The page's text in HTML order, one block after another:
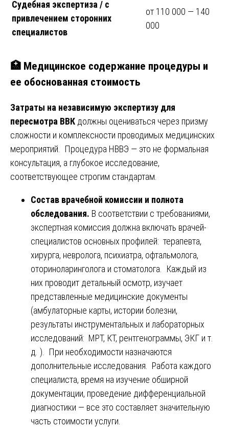
Судебная экспертиза / с
привлечением сторонних
специалистов
от 110 000 — 140
000
🏥 Медицинское содержание процедуры и
ее обоснованная стоимость
Затраты на независимую экспертизу для
пересмотра ВВК должны оцениваться через призму
сложности и комплексности проводимых медицинских
мероприятий. Процедура НВВЭ — это не формальная
консультация, а глубокое исследование,
соответствующее строгим стандартам.
Состав врачебной комиссии и полнота
обследования. В соответствии с требованиями,
экспертная комиссия должна включать врачей-
специалистов основных профилей: терапевта,
хирурга, невролога, психиатра, офтальмолога,
оториноларинголога и стоматолога. Каждый из
них проводит детальный осмотр, изучает
представленные медицинские документы
(амбулаторные карты, истории болезни,
результаты инструментальных и лабораторных
исследований: МРТ, КТ, рентгенограммы, ЭКГ и т.
д. ). При необходимости назначаются
дополнительные исследования. Работа каждого
специалиста, время на изучение обширной
документации, проведение дифференциальной
диагностики — все это составляет значительную
часть стоимости услуги.